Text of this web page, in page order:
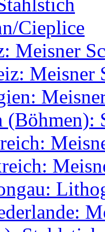
Cieplice
Meisner
Meisner
(Böhmen):